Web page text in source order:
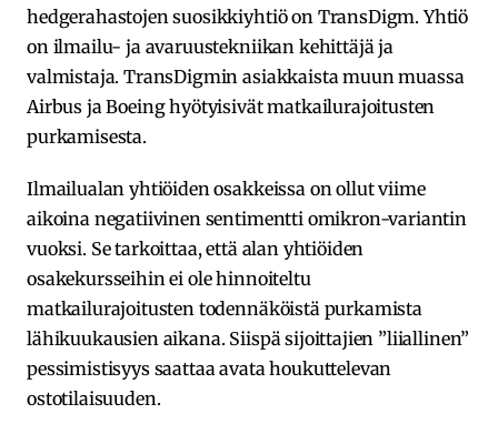
hedgerahastojen suosikkiyhtiö on TransDigm. Yhtiö
on ilmailu- ja avaruustekniikan kehittäjä ja
valmistaja. TransDigmin asiakkaista muun muassa
Airbus ja Boeing hyötyisivät matkailurajoitusten
purkamisesta.
Ilmailualan yhtiöiden osakkeissa on ollut viime
aikoina negatiivinen sentimentti omikron-variantin
vuoksi. Se tarkoittaa, että alan yhtiöiden
osakekursseihin ei ole hinnoiteltu
matkailurajoitusten todennäköistä purkamista
lähikuukausien aikana. Siispä sijoittajien ”liiallinen”
pessimistisyys saattaa avata houkuttelevan
ostotilaisuuden.